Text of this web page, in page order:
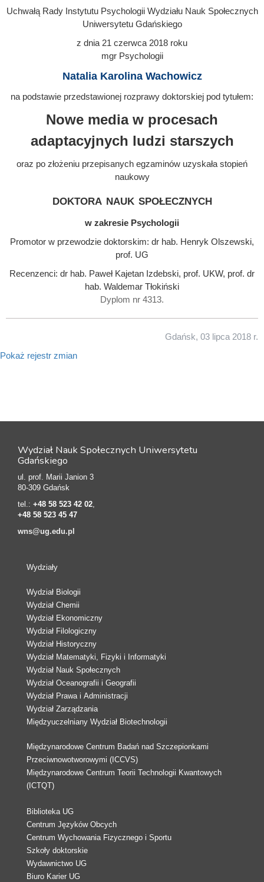
Uchwałą Rady Instytutu Psychologii Wydziału Nauk Społecznych
Uniwersytetu Gdańskiego
z dnia 21 czerwca 2018 roku
mgr Psychologii
Natalia Karolina Wachowicz
na podstawie przedstawionej rozprawy doktorskiej pod tytułem:
Nowe media w procesach
adaptacyjnych ludzi starszych
oraz po złożeniu przepisanych egzaminów uzyskała stopień
naukowy
doktora nauk społecznych
w zakresie Psychologii
Promotor w przewodzie doktorskim: dr hab. Henryk Olszewski,
prof. UG
Recenzenci: dr hab. Paweł Kajetan Izdebski, prof. UKW, prof. dr
hab. Waldemar Tłokiński
Dyplom nr 4313.
Gdańsk, 03 lipca 2018 r.
Pokaż rejestr zmian
Wydział Nauk Społecznych Uniwersytetu
Gdańskiego
ul. prof. Marii Janion 3
80-309 Gdańsk
tel.: +48 58 523 42 02
+48 58 523 45 47
wns@ug.edu.pl
Wydziały
Wydział Biologii
Wydział Chemii
Wydział Ekonomiczny
Wydział Filologiczny
Wydział Historyczny
Wydział Matematyki, Fizyki i Informatyki
Wydział Nauk Społecznych
Wydział Oceanografii i Geografii
Wydział Prawa i Administracji
Wydział Zarządzania
Międzyuczelniany Wydział Biotechnologii
Międzynarodowe Centrum Badań nad Szczepionkami
Przeciwnowotworowymi (ICCVS)
Międzynarodowe Centrum Teorii Technologii Kwantowych
(ICTQT)
Biblioteka UG
Centrum Języków Obcych
Centrum Wychowania Fizycznego i Sportu
Szkoły doktorskie
Wydawnictwo UG
Biuro Karier UG